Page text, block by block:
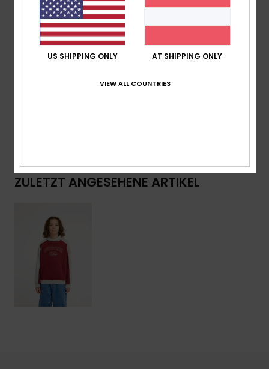
Einsätzen
High-Density-Print auf der Brust
Logo:Recyceltes, Gewebtes Quiksilver-Label
45 % recycelter Polyester
ZULETZT ANGESEHENE ARTIKEL
US SHIPPING ONLY AT SHIPPING ONLY
VIEW ALL COUNTRIES